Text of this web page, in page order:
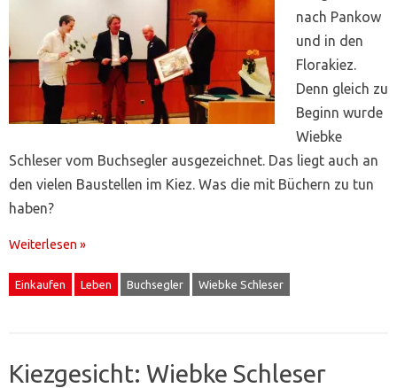
nach Pankow
und in den
Florakiez.
Denn gleich zu
Beginn wurde
Wiebke
Schleser vom Buchsegler ausgezeichnet. Das liegt auch an
den vielen Baustellen im Kiez. Was die mit Büchern zu tun
haben?
Weiterlesen »
Einkaufen Leben Buchsegler Wiebke Schleser
Kiezgesicht: Wiebke Schleser